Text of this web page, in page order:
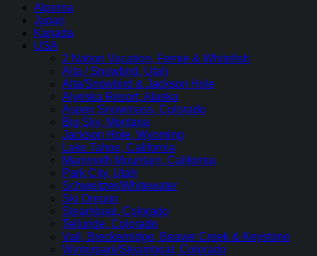
Alperna
Japan
Kanada
USA
2 Nation Vacation, Fernie & Whitefish
Alta / Snowbird, Utah
Alta/Snowbird & Jackson Hole
Alyeska Resort, Alaska
Aspen Snowmass, Colorado
Big Sky, Montana
Jackson Hole, Wyoming
Lake Tahoe, California
Mammoth Mountain, California
Park City, Utah
Schweitzer/Whitewater
Ski Oregon
Steamboat, Colorado
Telluride, Colorado
Vail, Breckenridge, Beaver Creek & Keystone
Winterpark/Steamboat, Colorado